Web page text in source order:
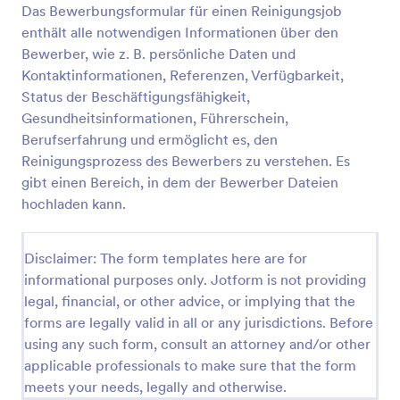
Das Bewerbungsformular für einen Reinigungsjob
enthält alle notwendigen Informationen über den
Bewerber, wie z. B. persönliche Daten und
Kontaktinformationen, Referenzen, Verfügbarkeit,
Status der Beschäftigungsfähigkeit,
Gesundheitsinformationen, Führerschein,
Berufserfahrung und ermöglicht es, den
Reinigungsprozess des Bewerbers zu verstehen. Es
gibt einen Bereich, in dem der Bewerber Dateien
hochladen kann.
Disclaimer: The form templates here are for
informational purposes only. Jotform is not providing
legal, financial, or other advice, or implying that the
forms are legally valid in all or any jurisdictions. Before
using any such form, consult an attorney and/or other
applicable professionals to make sure that the form
meets your needs, legally and otherwise.
Vorschau